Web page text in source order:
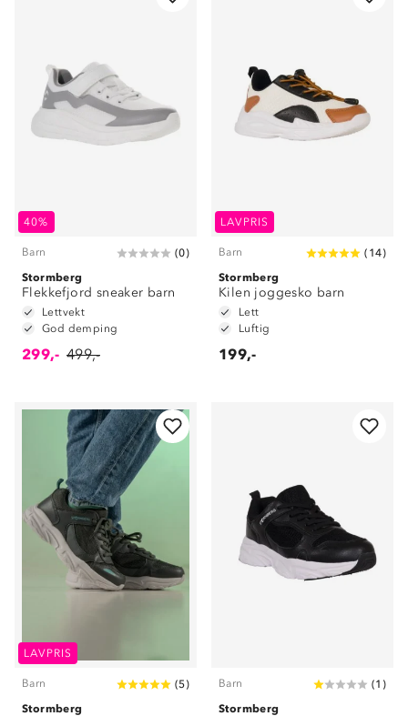
40%
Barn (0)
Stormberg
Flekkefjord sneaker barn
Lettvekt
God demping
299,- 499,-
LAVPRIS
Barn ( 14)
Stormberg
Kilen joggesko barn
Lett
Luftig
199,-
LAVPRIS
Barn (5)
Stormberg
Barn (1 )
Stormberg